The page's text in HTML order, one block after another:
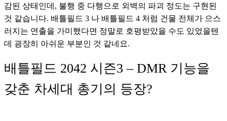
감된 상태인데, 불행 중 다행으로 외벽의 파괴 정도는 구현된
것 같습니다. 배틀필드 3 나 배틀필드 4 처럼 건물 전체가 으스
러지는 연출을 가미했다면 정말로 호평받았을 수도 있었을텐
데 굉장히 아쉬운 부분인 것 같네요.
배틀필드 2042 시즌3 – DMR 기능을
갖춘 차세대 총기의 등장?